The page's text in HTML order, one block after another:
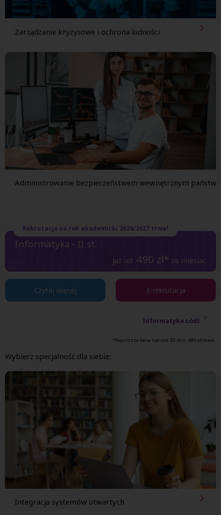
Zarządzanie kryzysowe i ochrona ludności
Administrowanie bezpieczeństwem wewnętrznym państwa
Informatyka - II st.
już od 490 zł* za miesiąc
Rekrutacja na rok akademicki 2026/2027 trwa!
Czytaj więcej E-rekrutacja
Informatyka Łódź
*Najniższa cena sprzed 30 dni: 490zł/mies.
Wybierz specjalność dla siebie:
Integracja systemów otwartych